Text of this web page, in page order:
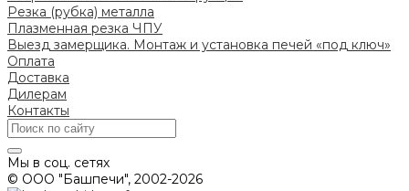
Резка (рубка) металла
Плазменная резка ЧПУ
Выезд замерщика. Монтаж и установка печей «под ключ»
Оплата
Доставка
Дилерам
Контакты
Мы в соц. сетях
© ООО "Башпечи", 2002-2026